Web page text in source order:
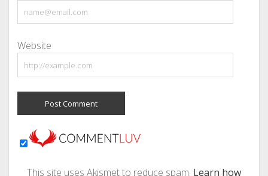
Website
This site uses Akismet to reduce spam. Learn how